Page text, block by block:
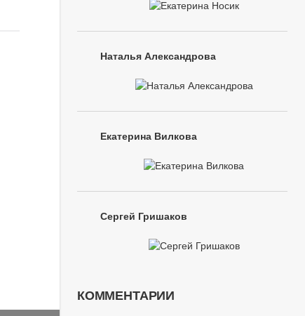
Наталья Александрова
Екатерина Вилкова
Сергей Гришаков
КОММЕНТАРИИ